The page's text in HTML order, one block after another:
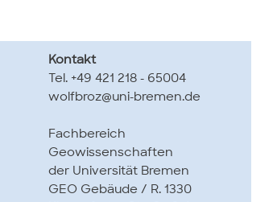
Kontakt
Tel. +49 421 218 - 65004
wolfbroz@uni-bremen.de
Fachbereich
Geowissenschaften
der Universität Bremen
GEO Gebäude / R. 1330